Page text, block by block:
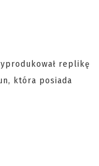
replikę
która posiada